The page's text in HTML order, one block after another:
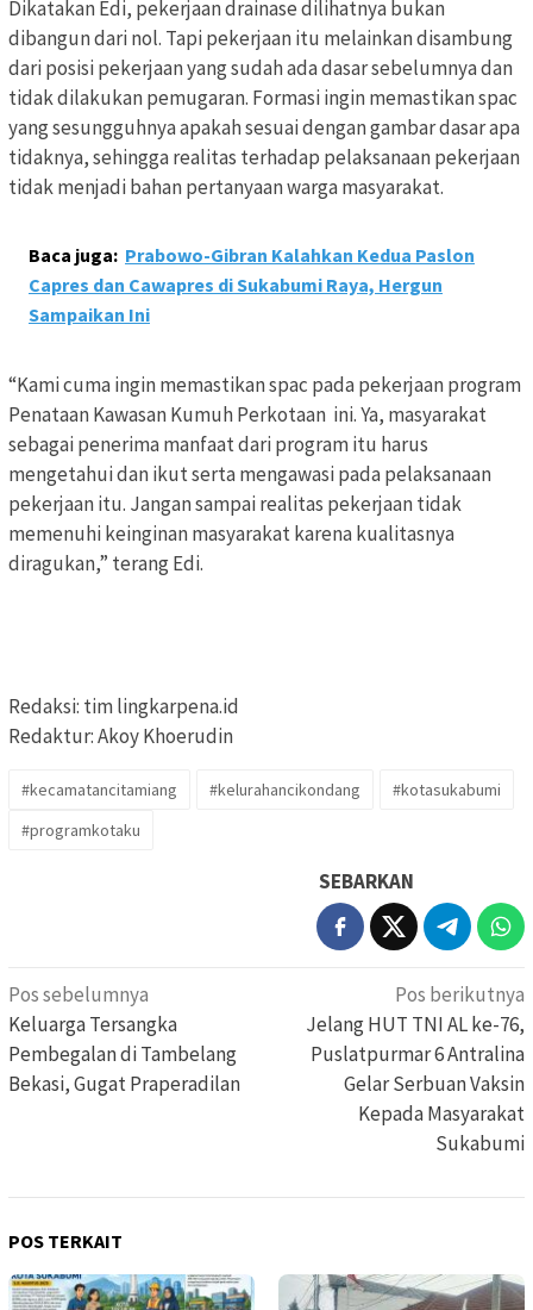
Dikatakan Edi, pekerjaan drainase dilihatnya bukan
dibangun dari nol. Tapi pekerjaan itu melainkan disambung
dari posisi pekerjaan yang sudah ada dasar sebelumnya dan
tidak dilakukan pemugaran. Formasi ingin memastikan spac
yang sesungguhnya apakah sesuai dengan gambar dasar apa
tidaknya, sehingga realitas terhadap pelaksanaan pekerjaan
tidak menjadi bahan pertanyaan warga masyarakat.
Baca juga: Prabowo-Gibran Kalahkan Kedua Paslon
Capres dan Cawapres di Sukabumi Raya, Hergun
Sampaikan Ini
“Kami cuma ingin memastikan spac pada pekerjaan program
Penataan Kawasan Kumuh Perkotaan ini. Ya, masyarakat
sebagai penerima manfaat dari program itu harus
mengetahui dan ikut serta mengawasi pada pelaksanaan
pekerjaan itu. Jangan sampai realitas pekerjaan tidak
memenuhi keinginan masyarakat karena kualitasnya
diragukan,” terang Edi.
Redaksi: tim lingkarpena.id
Redaktur: Akoy Khoerudin
#kecamatancitamiang #kelurahancikondang
#kotasukabumi
#programkotaku
SEBARKAN
Navigasi
pos
Pos sebelumnya
Keluarga Tersangka
Pembegalan di Tambelang
Bekasi, Gugat Praperadilan
Pos berikutnya
Jelang HUT TNI AL ke-76,
Puslatpurmar 6 Antralina
Gelar Serbuan Vaksin
Kepada Masyarakat
Sukabumi
POS TERKAIT